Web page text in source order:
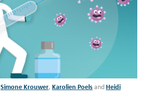
Simone Krouwer, Karolien Poels and Heidi